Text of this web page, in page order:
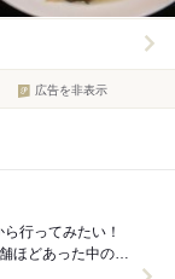
広告を非表示